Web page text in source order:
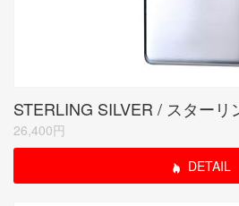
STERLING SILVER / スターリ
26,400円
DETAIL